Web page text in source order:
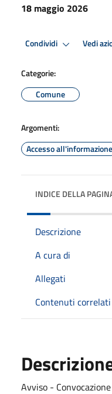
18 maggio 2026
Condividi Vedi
Categorie:
Comune
Argomenti:
Accesso all'informazione
INDICE DELLA
Descrizione
A cura di
Allegati
Contenuti correlati
Avviso -